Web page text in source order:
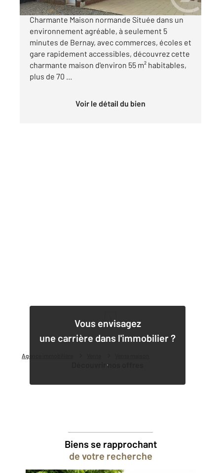
Agence immobilière
Century 21 Soluce Habitat vous présente cette
Charmante Maison normande Située dans un
environnement agréable, à seulement 5
minutes de Bernay, avec commerces, écoles et
gare rapidement accessibles, découvrez cette
charmante maison d'environ 55 m² habitables,
plus de 70 ...
Voir le détail du bien
Vous envisagez
une carrière dans l'immobilier ?
Découvrir nos offres
Biens se rapprochant
de votre recherche